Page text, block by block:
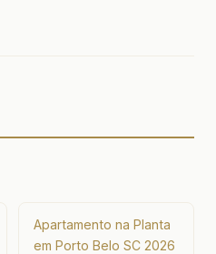
Apartamento na Planta
em Porto Belo SC 2026